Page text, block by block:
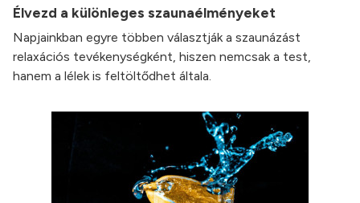
Élvezd a különleges szaunaélményeket
Napjainkban egyre többen választják a szaunázást
relaxációs tevékenységként, hiszen nemcsak a test,
hanem a lélek is feltöltődhet általa.